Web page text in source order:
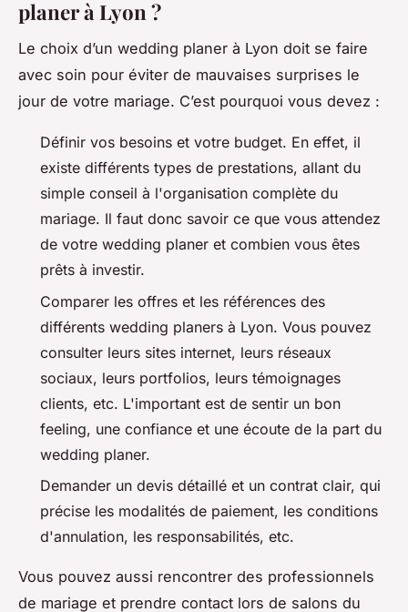
planer à Lyon ?
Le choix d’un wedding planer à Lyon doit se faire
avec soin pour éviter de mauvaises surprises le
jour de votre mariage. C’est pourquoi vous devez :
Définir vos besoins et votre budget. En effet, il
existe différents types de prestations, allant du
simple conseil à l'organisation complète du
mariage. Il faut donc savoir ce que vous attendez
de votre wedding planer et combien vous êtes
prêts à investir.
Comparer les offres et les références des
différents wedding planers à Lyon. Vous pouvez
consulter leurs sites internet, leurs réseaux
sociaux, leurs portfolios, leurs témoignages
clients, etc. L'important est de sentir un bon
feeling, une confiance et une écoute de la part du
wedding planer.
Demander un devis détaillé et un contrat clair, qui
précise les modalités de paiement, les conditions
d'annulation, les responsabilités, etc.
Vous pouvez aussi rencontrer des professionnels
de mariage et prendre contact lors de salons du